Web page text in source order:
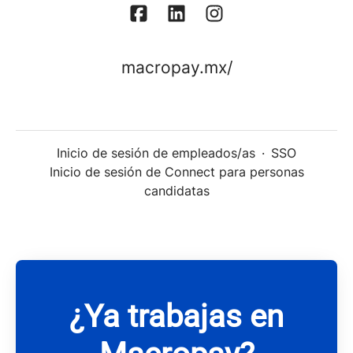
macropay.mx/
Inicio de sesión de empleados/as · SSO
Inicio de sesión de Connect para personas
candidatas
¿Ya trabajas en